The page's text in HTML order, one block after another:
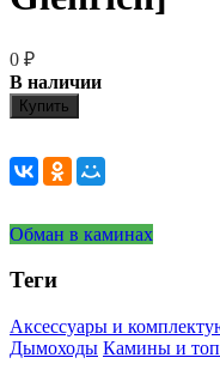
0 ₽
В наличии
Купить
Обман в каминах
Теги
Аксессуары и
Дымоходы Камины и